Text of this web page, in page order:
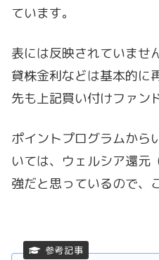
ています。
表には反映されていませ
貸株金利などは基本的に
先も上記買い付けファン
ポイントプログラムから
いては、ウェルシア還元
強だと思っているので、